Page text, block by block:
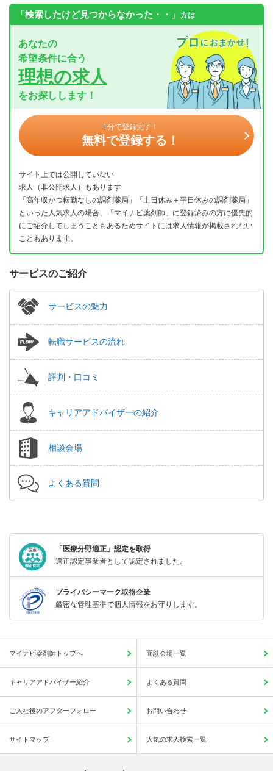
「検索したけど見つからなかった・・」 方は
あなたの
希望条件に合う
理想の求人
をお探しします！
1分で登録完了！
無料で登録する！
サイト上では公開していない
求人（非公開求人）もあります
「高年収かつ転勤なしの調剤薬局」「土日休み＋平日休みの調剤薬局」
といった人気求人の場合、「マイナビ薬剤師」に登録済みの方に優先的
にご紹介してしまうこともあるためサイトには求人情報が掲載されない
こともあります。
サービスのご紹介
サービスの魅力
転職サービスの流れ
評判・口コミ
キャリアアドバイザーの紹介
相談会場
よくある質問
「医療分野適正」認定を取得
適正認定事業者として認定されました。
プライバシーマーク取得企業
厳密な管理基準で個人情報をお守りします。
マイナビ薬剤師トップへ 面談会場一覧
キャリアアドバイザー紹介 よくある質問
ご入社後のアフターフォロー お問い合わせ
サイトマップ 人気の求人検索一覧